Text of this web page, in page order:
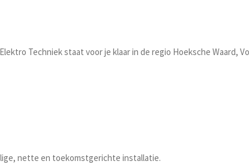
Techniek staat voor je klaar in de regio Hoeksche Waard,
nette en toekomstgerichte installatie.